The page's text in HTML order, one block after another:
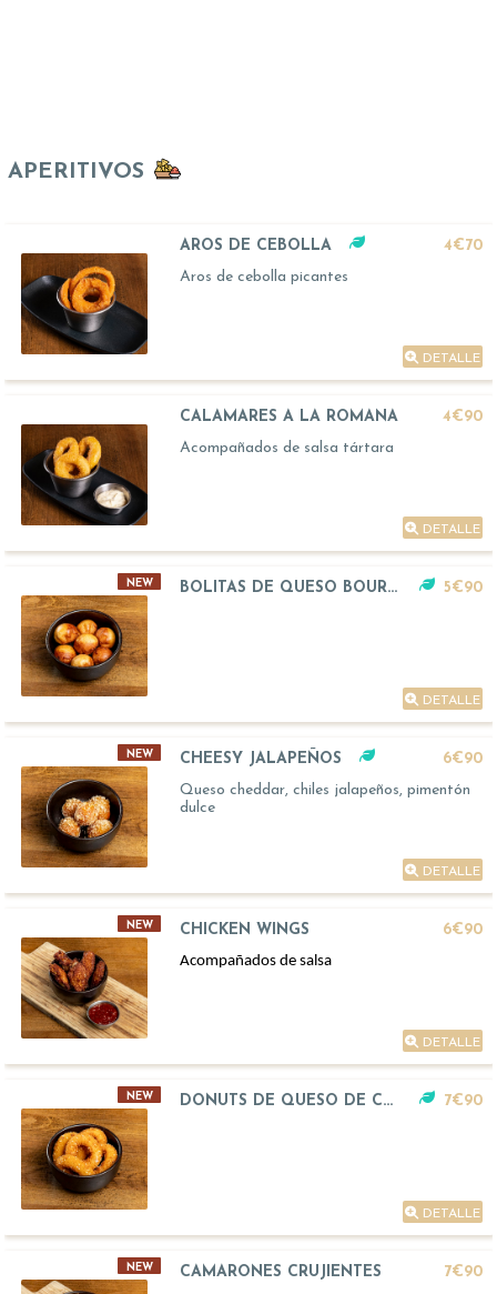
APERITIVOS
AROS DE CEBOLLA
4€70
Aros de cebolla picantes
DETALLE
CALAMARES A LA ROMANA
4€90
Acompañados de salsa tártara
DETALLE
NEW BOLITAS DE QUESO BOURSIN 5€90
DETALLE
NEW CHEESY JALAPEÑOS
6€90
Queso cheddar, chiles jalapeños, pimentón
dulce
DETALLE
NEW CHICKEN WINGS
6€90
Acompañados de salsa
DETALLE
NEW DONUTS DE QUESO DE CABRA 7€90
DETALLE
NEW CAMARONES CRUJIENTES
7€90